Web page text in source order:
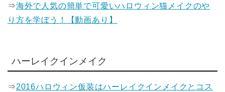
⇒海外で人気の簡単で可愛いハロウィン猫メイクのや
り方を学ぼう！【動画あり】
ハーレイクインメイク
⇒2016ハロウィン仮装はハーレイクインメイクとコス